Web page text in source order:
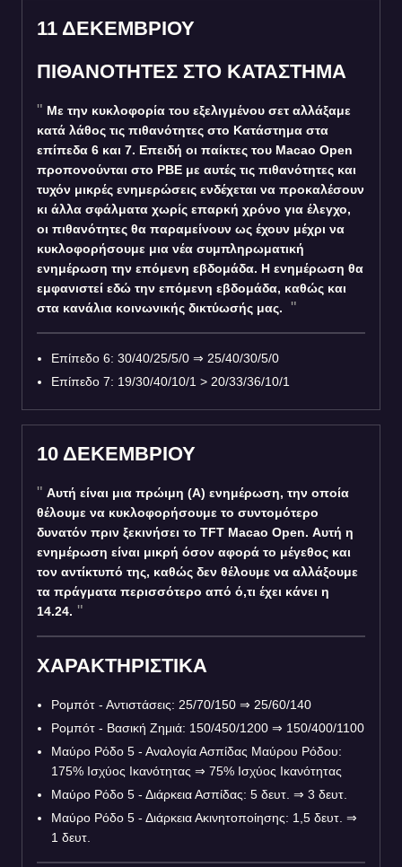
11 ΔΕΚΕΜΒΡΙΟΥ
ΠΙΘΑΝΟΤΗΤΕΣ ΣΤΟ ΚΑΤΑΣΤΗΜΑ
Με την κυκλοφορία του εξελιγμένου σετ αλλάξαμε
κατά λάθος τις πιθανότητες στο Κατάστημα στα
επίπεδα 6 και 7. Επειδή οι παίκτες του Macao Open
προπονούνται στο PBE με αυτές τις πιθανότητες και
τυχόν μικρές ενημερώσεις ενδέχεται να προκαλέσουν
κι άλλα σφάλματα χωρίς επαρκή χρόνο για έλεγχο,
οι πιθανότητες θα παραμείνουν ως έχουν μέχρι να
κυκλοφορήσουμε μια νέα συμπληρωματική
ενημέρωση την επόμενη εβδομάδα. Η ενημέρωση θα
εμφανιστεί εδώ την επόμενη εβδομάδα, καθώς και
στα κανάλια κοινωνικής δικτύωσής μας.
Επίπεδο 6: 30/40/25/5/0 ⇒ 25/40/30/5/0
Επίπεδο 7: 19/30/40/10/1 > 20/33/36/10/1
10 ΔΕΚΕΜΒΡΙΟΥ
Αυτή είναι μια πρώιμη (A) ενημέρωση, την οποία
θέλουμε να κυκλοφορήσουμε το συντομότερο
δυνατόν πριν ξεκινήσει το TFT Macao Open. Αυτή η
ενημέρωση είναι μικρή όσον αφορά το μέγεθος και
τον αντίκτυπό της, καθώς δεν θέλουμε να αλλάξουμε
τα πράγματα περισσότερο από ό,τι έχει κάνει η
14.24.
ΧΑΡΑΚΤΗΡΙΣΤΙΚΑ
Ρομπότ - Αντιστάσεις: 25/70/150 ⇒ 25/60/140
Ρομπότ - Βασική Ζημιά: 150/450/1200 ⇒ 150/400/1100
Μαύρο Ρόδο 5 - Αναλογία Ασπίδας Μαύρου Ρόδου:
175% Ισχύος Ικανότητας ⇒ 75% Ισχύος Ικανότητας
Μαύρο Ρόδο 5 - Διάρκεια Ασπίδας: 5 δευτ. ⇒ 3 δευτ.
Μαύρο Ρόδο 5 - Διάρκεια Ακινητοποίησης: 1,5 δευτ. ⇒
1 δευτ.